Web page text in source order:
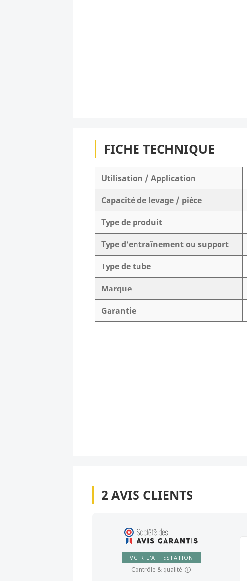
FICHE TECHNIQUE
Utilisation / Application
Capacité de levage / pièce
Type de produit
Type d'entraînement ou support
Type de tube
Marque
Garantie
2 AVIS CLIENTS
VOIR L'ATTESTATION
Contrôle & qualité